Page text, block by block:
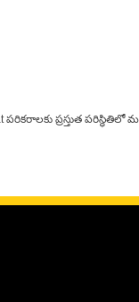
ప్రస్తుత పరిస్థితిలో